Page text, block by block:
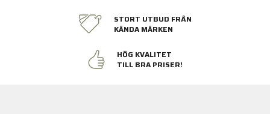
STORT UTBUD FRÅN
KÄNDA MÄRKEN
HÖG KVALITET
TILL BRA PRISER!